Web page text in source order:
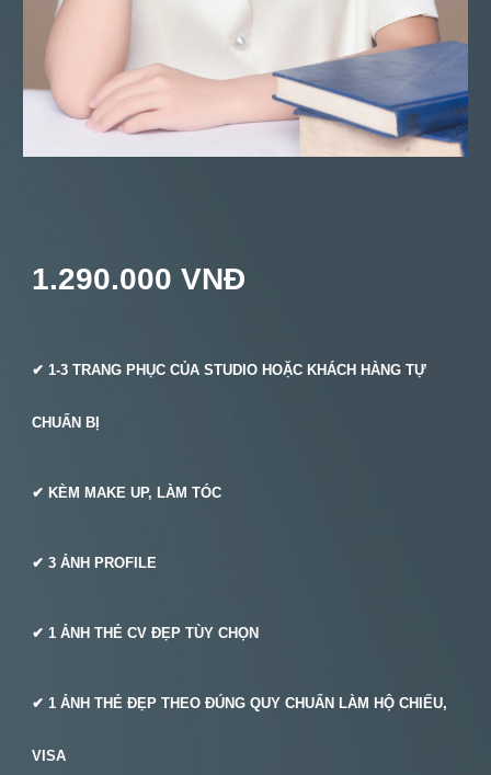
1.290.000 VNĐ
✔ 1-3 TRANG PHỤC CỦA STUDIO HOẶC KHÁCH HÀNG TỰ
CHUẨN BỊ
✔ KÈM MAKE UP, LÀM TÓC
✔3 ẢNH PROFILE
✔ 1 ẢNH THẺ CV ĐẸP TÙY CHỌN
✔ 1 ẢNH THẺ ĐẸP THEO ĐÚNG QUY CHUẨN LÀM HỘ CHIẾU,
VISA